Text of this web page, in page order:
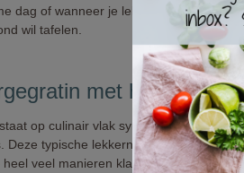
dag of wanneer je lekker licht en
wil tafelen.
met hesp
op culinair vlak synoniem voor
Deze typische lekkernij van bij ons
heel veel manieren klaarmaken. De